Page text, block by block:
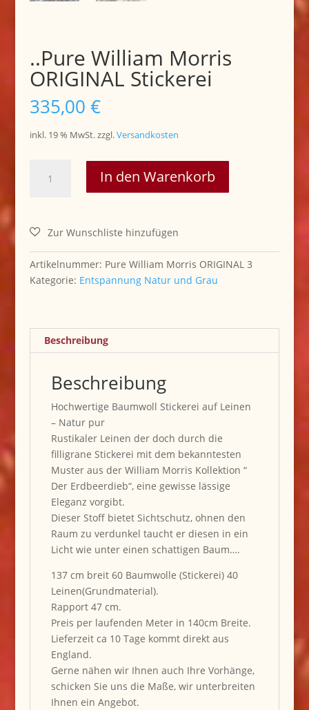
..Pure William Morris
ORIGINAL Stickerei
335,00 €
inkl. 19 % MwSt. zzgl.Versandkosten
William
Stickerei
In den Warenkorb
Artikelnummer: Pure William Morris ORIGINAL 3
Kategorie: Entspannung Natur und Grau
Beschreibung
Beschreibung
Hochwertige Baumwoll Stickerei auf Leinen
– Natur pur
Rustikaler Leinen der doch durch die
filligrane Stickerei mit dem bekanntesten
Muster aus der William Morris Kollektion “
Der Erdbeerdieb“, eine gewisse lässige
Eleganz vorgibt.
Dieser Stoff bietet Sichtschutz, ohnen den
Raum zu verdunkel taucht er diesen in ein
Licht wie unter einen schattigen Baum….
137 cm breit 60 Baumwolle (Stickerei) 40
Leinen(Grundmaterial).
Rapport 47 cm.
Preis per laufenden Meter in 140cm Breite.
Lieferzeit ca 10 Tage kommt direkt aus
England.
Gerne nähen wir Ihnen auch Ihre Vorhänge,
schicken Sie uns die Maße, wir unterbreiten
Ihnen ein Angebot.